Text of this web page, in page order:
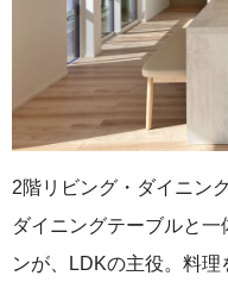
2階リビング・ダイニン
ダイニングテーブルと
ンが、LDKの主役。料